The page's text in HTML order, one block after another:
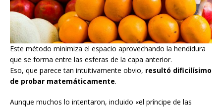
Este método minimiza el espacio aprovechando la hendidura
que se forma entre las esferas de la capa anterior.
Eso, que parece tan intuitivamente obvio, resultó dificilísimo
de probar matemáticamente.
Aunque muchos lo intentaron, incluido «el príncipe de las